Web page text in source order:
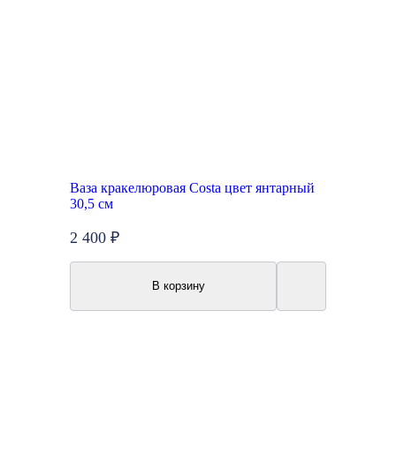
Ваза кракелюровая Costa цвет янтарный
30,5 см
2 400 ₽
В корзину